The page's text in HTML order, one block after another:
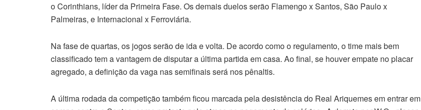
o Corinthians, líder da Primeira Fase. Os demais duelos serão Flamengo x Santos, São Paulo x
Palmeiras, e Internacional x Ferroviária.
Na fase de quartas, os jogos serão de ida e volta. De acordo como o regulamento, o time mais bem
classificado tem a vantagem de disputar a última partida em casa. Ao final, se houver empate no placar
agregado, a definição da vaga nas semifinais será nos pênaltis.
A última rodada da competição também ficou marcada pela desistência do Real Ariquemes em entrar em